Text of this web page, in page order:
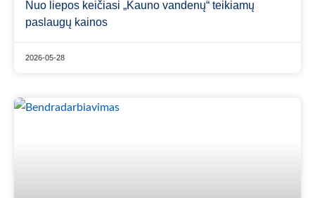
Nuo liepos keičiasi „Kauno vandenų“ teikiamų
paslaugų kainos
2026-05-28